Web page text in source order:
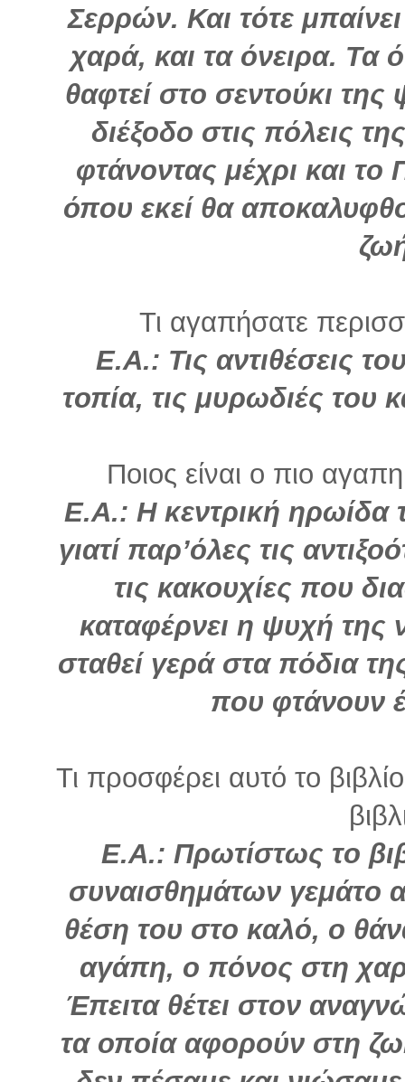
Σερρών. Και τότε
χαρά, και τα όνειρα. Τα
θαφτεί στο σεντούκι
διέξοδο στις πόλεις
φτάνοντας μέχρι και
όπου εκεί θα
Τι αγαπήσατε
Ε.Α.: Τις αντιθέσεις
τοπία, τις μυρωδιές του
Ποιος είναι ο πιο
Ε.Α.: Η κεντρική ηρωίδα
γιατί παρ’όλες τις
τις κακουχίες που
καταφέρνει η ψυχή της
σταθεί γερά στα πόδια
που φτάνουν
Τι προσφέρει αυτό το
Ε.Α.: Πρωτίστως το
συναισθημάτων γεμάτο
θέση του στο καλό, ο
αγάπη, ο πόνος στη
Έπειτα θέτει στον
τα οποία αφορούν στη